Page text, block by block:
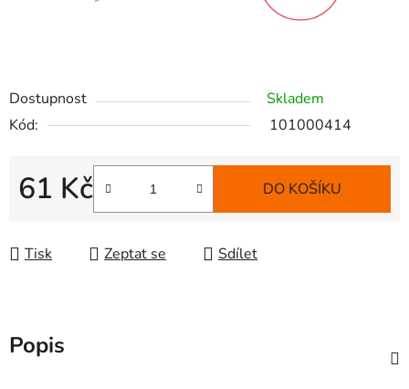
Dostupnost
Skladem
Kód:
101000414
61 Kč
Měrná cena:
DO KOŠÍKU
Tisk Zeptat se Sdílet
Popis